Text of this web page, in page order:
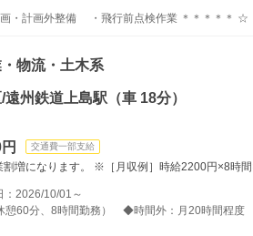
・計画外整備 ・飛行前点検作業 ＊＊＊＊＊
物流・土木系
州鉄道上島駅（車 18分）
交通費一部支給
増になります。 ※［月収例］時給2200円×8時
2026/10/01～
憩60分、8時間勤務） ◆時間外：月20時間程度